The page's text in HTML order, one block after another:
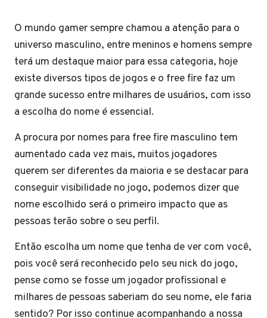
O mundo gamer sempre chamou a atenção para o
universo masculino, entre meninos e homens sempre
terá um destaque maior para essa categoria, hoje
existe diversos tipos de jogos e o free fire faz um
grande sucesso entre milhares de usuários, com isso
a escolha do nome é essencial.
A procura por nomes para free fire masculino tem
aumentado cada vez mais, muitos jogadores
querem ser diferentes da maioria e se destacar para
conseguir visibilidade no jogo, podemos dizer que
nome escolhido será o primeiro impacto que as
pessoas terão sobre o seu perfil.
Então escolha um nome que tenha de ver com você,
pois você será reconhecido pelo seu nick do jogo,
pense como se fosse um jogador profissional e
milhares de pessoas saberiam do seu nome, ele faria
sentido? Por isso continue acompanhando a nossa